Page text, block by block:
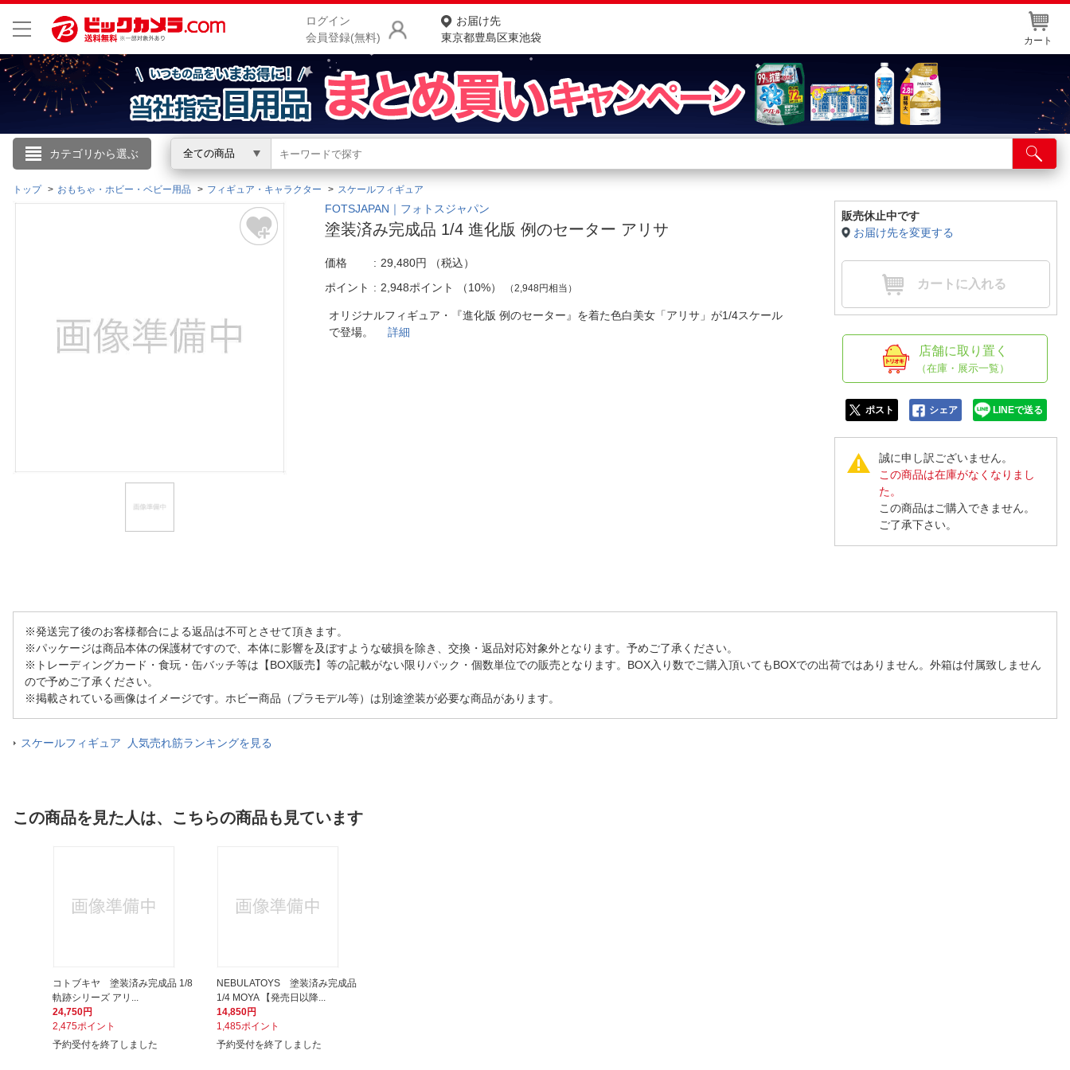
ログイン
会員登録(無料)
お届け先
東京都豊島区東池袋
カート
カテゴリから選ぶ 全ての商品
こんにちは
ログイン
閲覧履歴
商品をさがす
ランキングからさがす
カテゴリ一覧からさがす
お客様サポート
店舗サービス
ネット取り置き
トップ おもちゃ・ホビー・ベビー用品 フィギュア・キャラクター スケールフィギュア
FOTSJAPAN｜フォトスジャパン
塗装済み完成品 1/4 進化版 例のセーター アリサ
価格 29,480円
（税込）
ポイント
2,948ポイント （10%） （2,948円相当）
オリジナルフィギュア・『進化版 例のセーター』を着た色白美女「アリサ」が1/4スケール
で登場。詳細
販売休止中です
お届け先を変更する
カートに入れる
店舗に取り置く
（在庫・展示一覧）
ポスト シェア LINEで送る
誠に申し訳ございません。
この商品は在庫がなくなりまし
た。
この商品はご購入できません。
ご了承下さい。
※発送完了後のお客様都合による返品は不可とさせて頂きます。
※パッケージは商品本体の保護材ですので、本体に影響を及ぼすような破損を除き、交換・返品対応対象外となります。予めご了承ください。
※トレーディングカード・食玩・缶バッチ等は【BOX販売】等の記載がない限りパック・個数単位での販売となります。BOX入り数でご購入頂いてもBOXでの出荷ではありません。外箱は付属致しません
ので予めご了承ください。
※掲載されている画像はイメージです。ホビー商品（プラモデル等）は別途塗装が必要な商品があります。
スケールフィギュア 人気売れ筋ランキングを見る
この商品を見た人は、こちらの商品も見ています
コトブキヤ 塗装済み完成品 1/8
軌跡シリーズ アリ...
24,750円
2,475ポイント
予約受付を終了しました
NEBULATOYS 塗装済み完成品
1/4 MOYA 【発売日以降...
14,850円
1,485ポイント
予約受付を終了しました